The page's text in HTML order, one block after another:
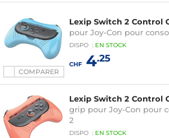
COMPARER
Lexip Switch 2 Control
pour Joy-Con pour
DISPO : EN STOCK
CHF4.25
Lexip Switch 2 Control
grip pour Joy-Con pour
2
DISPO : EN STOCK